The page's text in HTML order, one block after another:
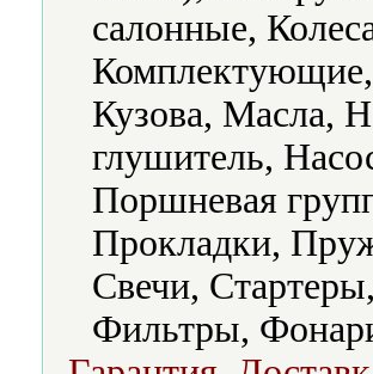
салонные,
Кузова, Масла,
глушитель,
Поршневая
Прокладки,
Свечи,
Фильтры,